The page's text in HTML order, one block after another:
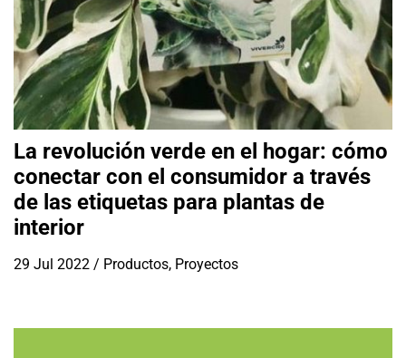
La revolución verde en el hogar: cómo
conectar con el consumidor a través
de las etiquetas para plantas de
interior
29 Jul 2022 / Productos, Proyectos